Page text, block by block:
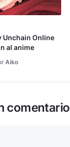
Unchain Online
al anime
Aiko
comentario